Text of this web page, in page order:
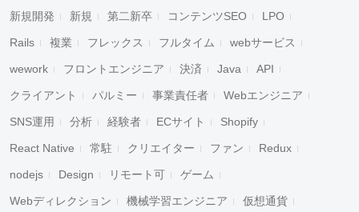
新規開発 新規 第二新卒 コンテンツSEO LPO
Rails 複業 フレックス フルタイム webサービス
wework フロントエンジニア 決済 Java API
クライアント パルミー 事業責任者 Webエンジニア
SNS運用 分析 経験者 ECサイト Shopify
React Native 常駐 クリエイター ファン Redux
nodejs Design リモート可 ゲーム
Webディレクション 機械学習エンジニア 仮想通貨